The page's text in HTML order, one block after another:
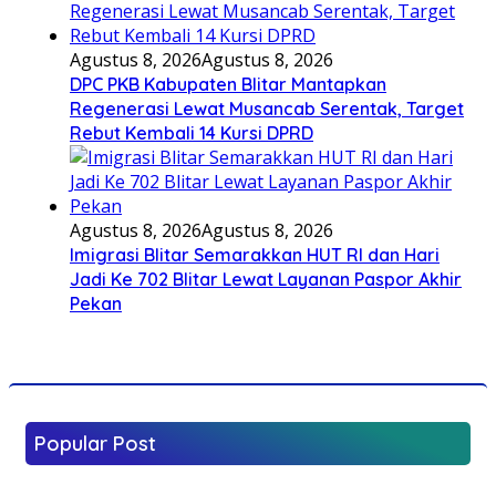
Agustus 8, 2026Agustus 8, 2026
DPC PKB Kabupaten Blitar Mantapkan
Regenerasi Lewat Musancab Serentak, Target
Rebut Kembali 14 Kursi DPRD
Agustus 8, 2026Agustus 8, 2026
Imigrasi Blitar Semarakkan HUT RI dan Hari
Jadi Ke 702 Blitar Lewat Layanan Paspor Akhir
Pekan
Popular Post